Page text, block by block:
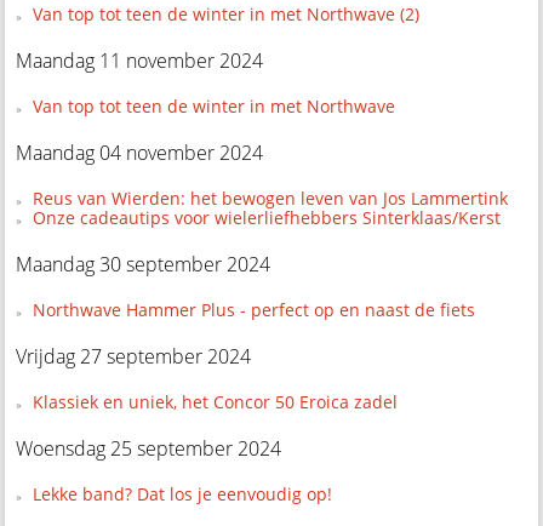
Van top tot teen de winter in met Northwave (2)
Maandag 11 november 2024
Van top tot teen de winter in met Northwave
Maandag 04 november 2024
Reus van Wierden: het bewogen leven van Jos Lammertink
Onze cadeautips voor wielerliefhebbers Sinterklaas/Kerst
Maandag 30 september 2024
Northwave Hammer Plus - perfect op en naast de fiets
Vrijdag 27 september 2024
Klassiek en uniek, het Concor 50 Eroica zadel
Woensdag 25 september 2024
Lekke band? Dat los je eenvoudig op!